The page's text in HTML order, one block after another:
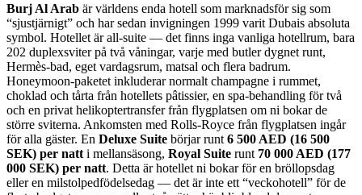
Burj Al Arab är världens enda hotell som marknadsför sig som
“sjustjärnigt” och har sedan invigningen 1999 varit Dubais absoluta
symbol. Hotellet är all-suite — det finns inga vanliga hotellrum, bara
202 duplexsviter på två våningar, varje med butler dygnet runt,
Hermès-bad, eget vardagsrum, matsal och flera badrum.
Honeymoon-paketet inkluderar normalt champagne i rummet,
choklad och tårta från hotellets pâtissier, en spa-behandling för två
och en privat helikoptertransfer från flygplatsen om ni bokar de
större sviterna. Ankomsten med Rolls-Royce från flygplatsen ingår
för alla gäster. En Deluxe Suite börjar runt 6 500 AED (16 500
SEK) per natt i mellansäsong, Royal Suite runt 70 000 AED (177
000 SEK) per natt. Detta är hotellet ni bokar för en bröllopsdag
eller en milstolpedfödelsedag — det är inte ett “veckohotell” för de